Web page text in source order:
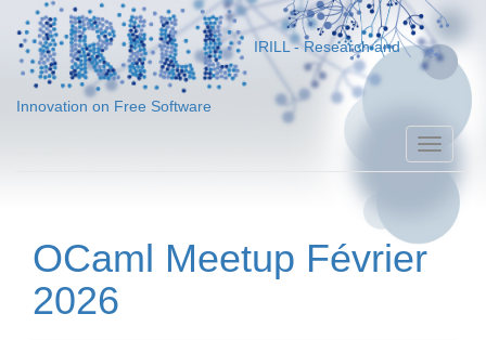
IRILL - Research and
Innovation on Free Software
Toggle
OCaml Meetup Février
2026